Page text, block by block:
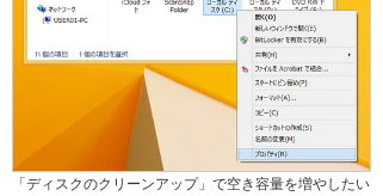
「ディスクのクリーンアップ」で空き容量を増やしたい